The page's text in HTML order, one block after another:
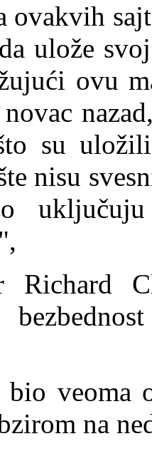
ovakvih
ulože
ovu
su
nisu
bio veoma
na